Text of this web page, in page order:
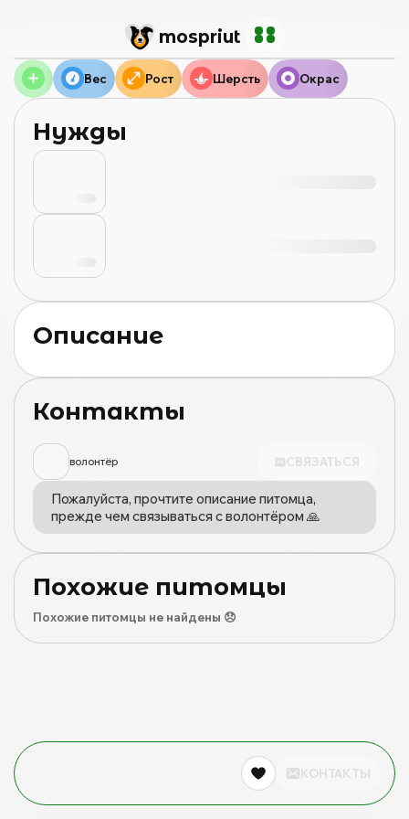
mospriut
Описание
Контакты
волонтёр СВЯЗАТЬСЯ
Пожалуйста, прочтите описание питомца,
прежде чем связываться с волонтёром 🙏
Похожие питомцы
Похожие питомцы не найдены 😞
Вес Рост Шерсть Окрас
Нужды
КОНТАКТЫ